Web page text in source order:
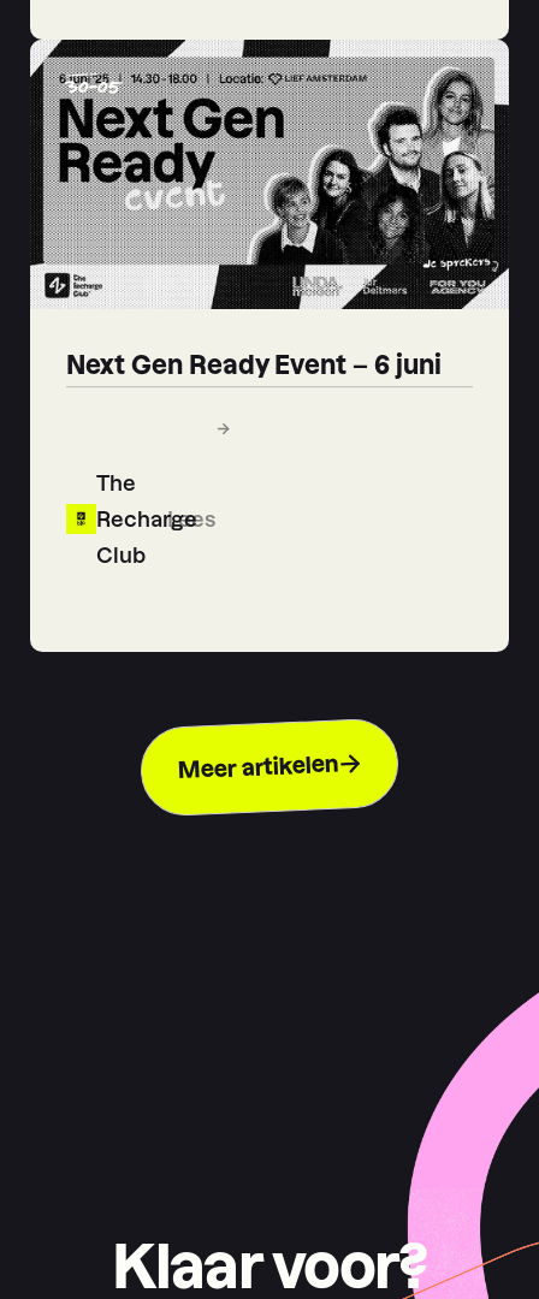
Next Gen Ready Event – 6 juni
The
Recharge
Club
Lees
30-05
Meer artikelen
Klaar voor?